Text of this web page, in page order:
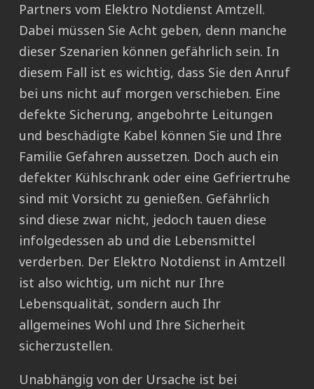
Partners vom Elektro Notdienst Amtzell.
Dabei müssen Sie Acht geben, denn manche
dieser Szenarien können gefährlich sein. In
diesem Fall ist es wichtig, dass Sie den Anruf
bei uns nicht auf morgen verschieben. Eine
defekte Sicherung, angebohrte Leitungen
und beschädigte Kabel können Sie und Ihre
Familie Gefahren aussetzen. Doch auch ein
defekter Kühlschrank oder eine Gefriertruhe
sind mit Vorsicht zu genießen. Gefährlich
sind diese zwar nicht, jedoch tauen diese
infolgedessen ab und die Lebensmittel
verderben. Der Elektro Notdienst in Amtzell
ist also wichtig, um nicht nur Ihre
Lebensqualität, sondern auch Ihr
allgemeines Wohl und Ihre Sicherheit
sicherzustellen.
Unabhängig von der Ursache ist bei